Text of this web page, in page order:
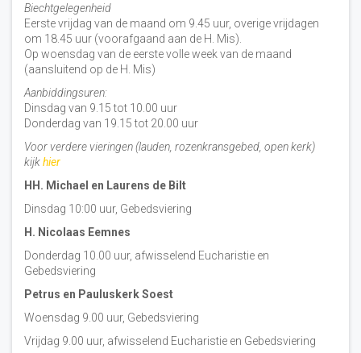
Biechtgelegenheid
Eerste vrijdag van de maand om 9.45 uur, overige vrijdagen
om 18.45 uur (voorafgaand aan de H. Mis).
Op woensdag van de eerste volle week van de maand
(aansluitend op de H. Mis)
Aanbiddingsuren:
Dinsdag van 9.15 tot 10.00 uur
Donderdag van 19.15 tot 20.00 uur
Voor verdere vieringen (lauden, rozenkransgebed, open kerk)
kijkhier
HH. Michael en Laurens de Bilt
Dinsdag 10:00 uur, Gebedsviering
H. Nicolaas Eemnes
Donderdag 10.00 uur, afwisselend Eucharistie en
Gebedsviering
Petrus en Pauluskerk Soest
Woensdag 9.00 uur, Gebedsviering
Vrijdag 9.00 uur, afwisselend Eucharistie en Gebedsviering